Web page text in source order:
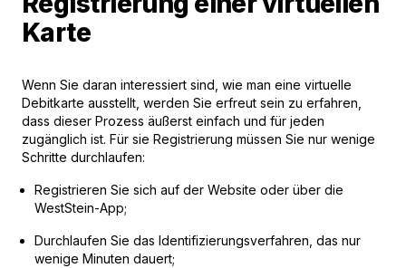
Karte
Wenn Sie daran interessiert sind, wie man eine virtuelle
Debitkarte ausstellt, werden Sie erfreut sein zu erfahren,
dass dieser Prozess äußerst einfach und für jeden
zugänglich ist. Für sie Registrierung müssen Sie nur wenige
Schritte durchlaufen:
Registrieren Sie sich auf der Website oder über die
WestStein-App;
Durchlaufen Sie das Identifizierungsverfahren, das nur
wenige Minuten dauert;